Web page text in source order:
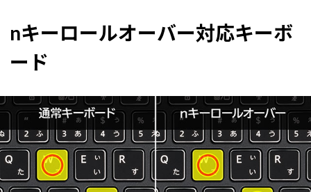
nキーロールオーバー対応キーボ
ード